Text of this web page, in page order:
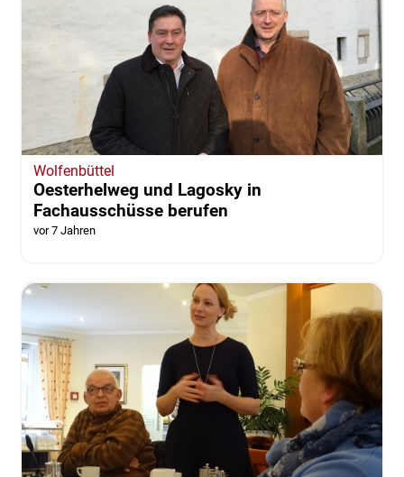
Wolfenbüttel
Oesterhelweg und Lagosky in
Fachausschüsse berufen
vor 7 Jahren